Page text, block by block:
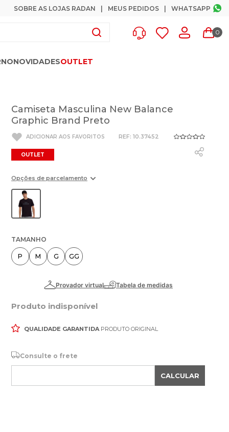
SOBRE AS LOJAS RADAN MEUS PEDIDOS WHATSAPP
0
NOVIDADESOUTLET
Camiseta Masculina New Balance
Graphic Brand Preto
: 10.37452
OUTLET
Opções de parcelamento
TAMANHO
P M G GG
Produto indisponível
QUALIDADE GARANTIDAPRODUTO ORIGINAL
Consulte o frete
CALCULAR